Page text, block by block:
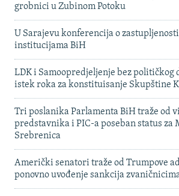
grobnici u Zubinom Potoku
U Sarajevu konferencija o
institucijama BiH
LDK i Samoopredjeljenje bez političkog
istek roka za konstituisanje Skupštine
Tri poslanika Parlamenta BiH traže od
predstavnika i PIC-a poseban status
Srebrenica
Američki senatori traže od Trumpove
ponovno uvođenje sankcija